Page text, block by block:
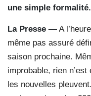
une simple formalité.
La Presse — A
même pas assuré
saison prochaine.
improbable, rien
les nouvelles